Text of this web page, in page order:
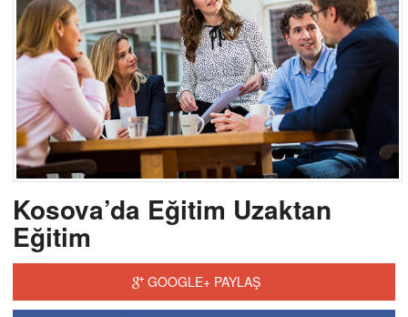
Kosova’da Eğitim Uzaktan
Eğitim
GOOGLE+ PAYLAŞ